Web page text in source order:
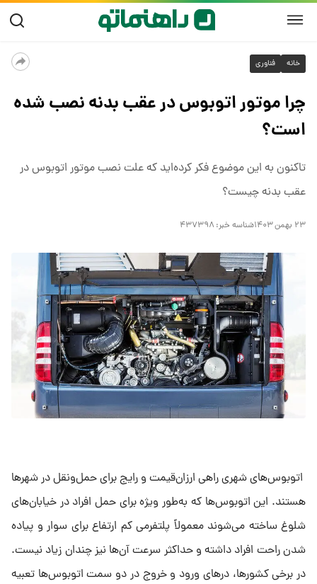
خانه فناوری
چرا موتور اتوبوس در عقب بدنه نصب شده
است؟
تاکنون به این موضوع فکر کرده‌اید که علت نصب موتور اتوبوس در
عقب بدنه چیست؟
۲۳ بهمن ۱۴۰۳ شناسه خبر: ۴۳۷۳۹۸
اتوبوس‌های شهری راهی ارزان‌قیمت و رایج برای حمل‌ونقل در شهرها
هستند. این اتوبوس‌ها که به‌طور ویژه برای حمل افراد در خیابان‌های
شلوغ ساخته می‌شوند معمولاً پلتفرمی کم ارتفاع برای سوار و پیاده
شدن راحت افراد داشته و حداکثر سرعت آن‌ها نیز چندان زیاد نیست.
در برخی کشورها، درهای ورود و خروج در دو سمت اتوبوس‌ها تعبیه